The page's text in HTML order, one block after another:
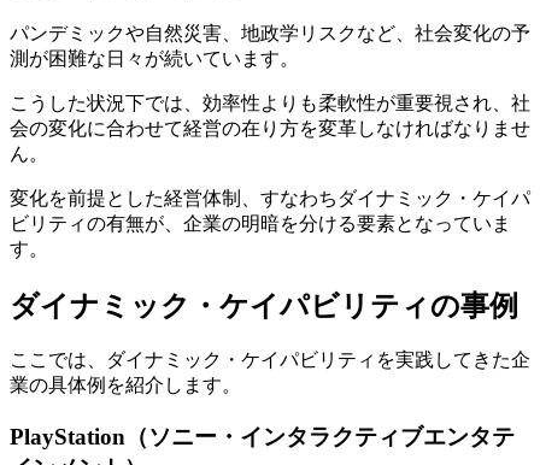
パンデミックや自然災害、地政学リスクなど、社会変化の予
測が困難な日々が続いています。
こうした状況下では、効率性よりも柔軟性が重要視され、社
会の変化に合わせて経営の在り方を変革しなければなりませ
ん。
変化を前提とした経営体制、すなわちダイナミック・ケイパ
ビリティの有無が、企業の明暗を分ける要素となっていま
す。
ダイナミック・ケイパビリティの事例
ここでは、ダイナミック・ケイパビリティを実践してきた企
業の具体例を紹介します。
PlayStation（ソニー・インタラクティブエンタテ